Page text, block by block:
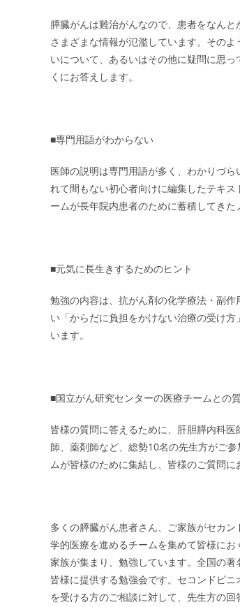
膵臓がんは難治がんなので、患者をなん
さまざまな情報が氾濫しています。その
いについて、あるいはその他に疑問に思
くにお答えします。
■専門用語がわからない
医師の説明は専門用語が多く、わかりづ
れて間もない初心者向けに編集したテキ
ームが長年院内患者のために蓄積してきた
■元気に長生きするためのヒント
勉強の内容は、抗がん剤の化学療法・副
い「からだに負担をかけない治療の受け
います。
■国立がん研究センターの医療チームとの
皆様の質問に答えるために、肝胆膵内科
師、薬剤師など、総勢10名の先生方がご
ムが皆様のために集結し、皆様のご質問に
多くの膵臓がん患者さん、ご家族がセカ
学的医療を進めるチームを集めて皆様に
家族が集まり、勉強しています。全国の
皆様に提供する勉強会です。セコンドピ
を受ける方のご相談に対して、先生方の